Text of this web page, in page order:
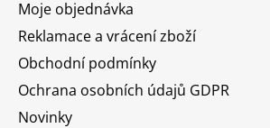
Moje objednávka
Reklamace a vrácení zboží
Obchodní podmínky
Ochrana osobních údajů GDPR
Novinky